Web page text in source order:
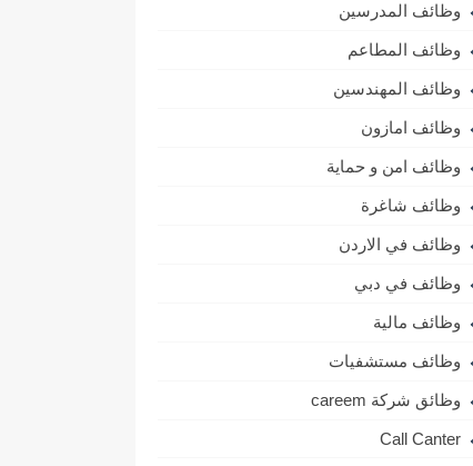
وظائف المدرسين
وظائف المطاعم
وظائف المهندسين
وظائف امازون
وظائف امن و حماية
وظائف شاغرة
وظائف في الاردن
وظائف في دبي
وظائف مالية
وظائف مستشفيات
وظائق شركة careem
Call Canter